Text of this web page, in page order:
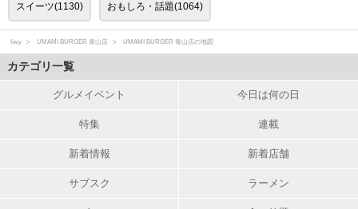
スイーツ(1130) おもしろ・話題(1064)
favy UMAMI BURGER 青山店 UMAMI BURGER 青山店の地図
カテゴリ一覧
グルメイベント 今日は何の日
特集 連載
新着情報 新着店舗
サブスク ラーメン